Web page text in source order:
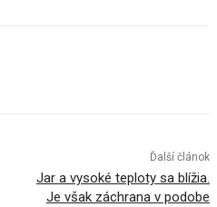
Ďalší článok
Jar a vysoké teploty sa blížia.
Je však záchrana v podobe